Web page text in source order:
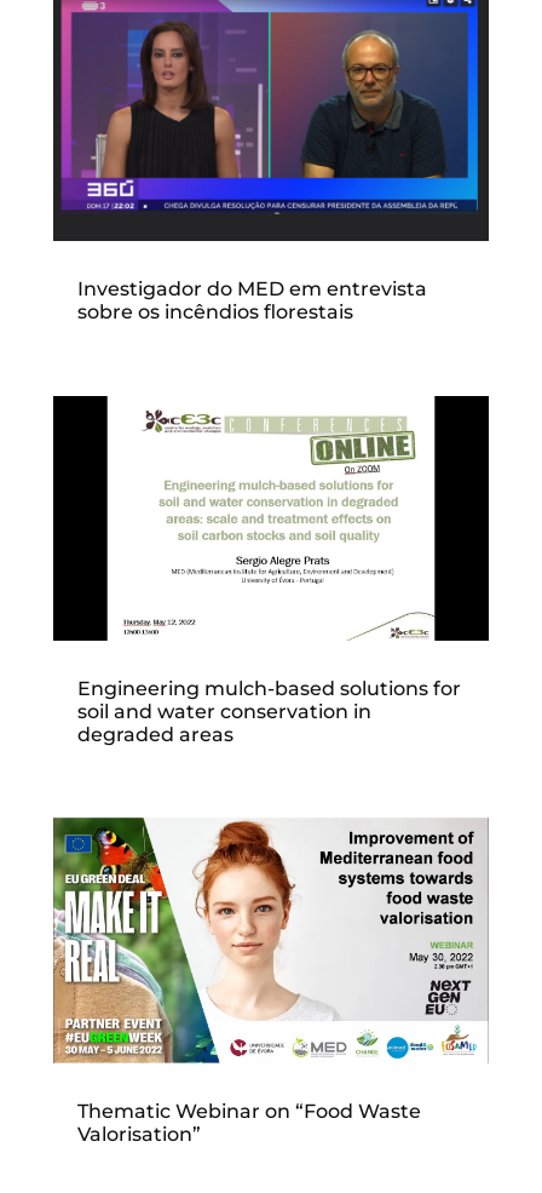
Investigador do MED em entrevista
sobre os incêndios florestais
Engineering mulch-based solutions for
soil and water conservation in
degraded areas
Thematic Webinar on “Food Waste
Valorisation”